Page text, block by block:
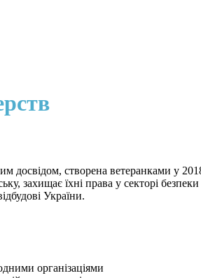
створена ветеранками у
захищає їхні права у секторі
України.
організаціями